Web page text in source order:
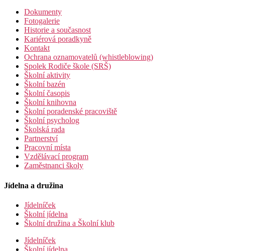
Dokumenty
Fotogalerie
Historie a současnost
Kariérová poradkyně
Kontakt
Ochrana oznamovatelů (whistleblowing)
Spolek Rodiče škole (SRŠ)
Školní aktivity
Školní bazén
Školní časopis
Školní knihovna
Školní poradenské pracoviště
Školní psycholog
Školská rada
Partnerství
Pracovní místa
Vzdělávací program
Zaměstnanci školy
Jídelna a družina
Jídelníček
Školní jídelna
Školní družina a Školní klub
Jídelníček
Školní jídelna